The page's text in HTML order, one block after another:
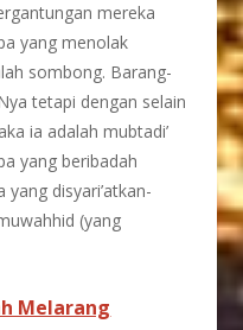
mereka
yang menolak
sombong. Barang-
tetapi dengan selain
ia adalah mubtadi’
yang beribadah
disyari’atkan-
(yang
Melarang